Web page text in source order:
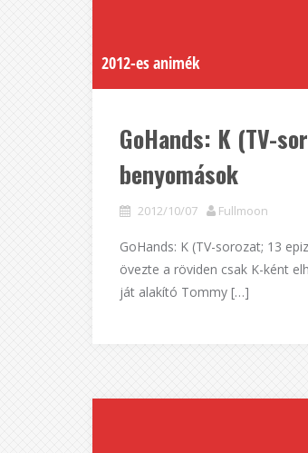
2012-es animék
GoHands: K (TV-
benyomások
2012/10/07 Fullmoon
GoHands: K (TV-sorozat; 13
övezte a röviden csak K-ként
ját alakító Tommy […]